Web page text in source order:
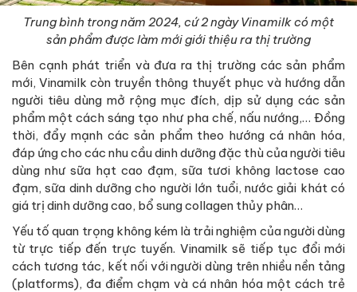
Trung bình trong năm 2024, cứ 2 ngày Vinamilk có một
sản phẩm được làm mới giới thiệu ra thị trường
Bên cạnh phát triển và đưa ra thị trường các sản phẩm
mới, Vinamilk còn truyền thông thuyết phục và hướng dẫn
người tiêu dùng mở rộng mục đích, dịp sử dụng các sản
phẩm một cách sáng tạo như pha chế, nấu nướng,… Đồng
thời, đẩy mạnh các sản phẩm theo hướng cá nhân hóa,
đáp ứng cho các nhu cầu dinh dưỡng đặc thù của người tiêu
dùng như sữa hạt cao đạm, sữa tươi không lactose cao
đạm, sữa dinh dưỡng cho người lớn tuổi, nước giải khát có
giá trị dinh dưỡng cao, bổ sung collagen thủy phân…
Yếu tố quan trọng không kém là trải nghiệm của người dùng
từ trực tiếp đến trực tuyến. Vinamilk sẽ tiếp tục đổi mới
cách tương tác, kết nối với người dùng trên nhiều nền tảng
(platforms), đa điểm chạm và cá nhân hóa một cách trẻ